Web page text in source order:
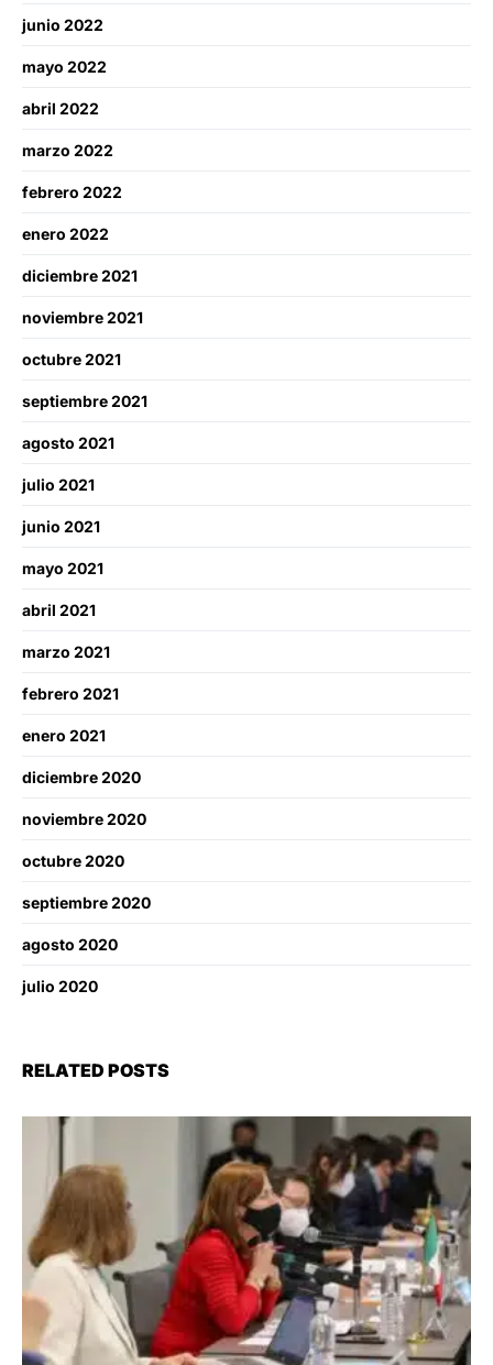
junio 2022
mayo 2022
abril 2022
marzo 2022
febrero 2022
enero 2022
diciembre 2021
noviembre 2021
octubre 2021
septiembre 2021
agosto 2021
julio 2021
junio 2021
mayo 2021
abril 2021
marzo 2021
febrero 2021
enero 2021
diciembre 2020
noviembre 2020
octubre 2020
septiembre 2020
agosto 2020
julio 2020
RELATED POSTS